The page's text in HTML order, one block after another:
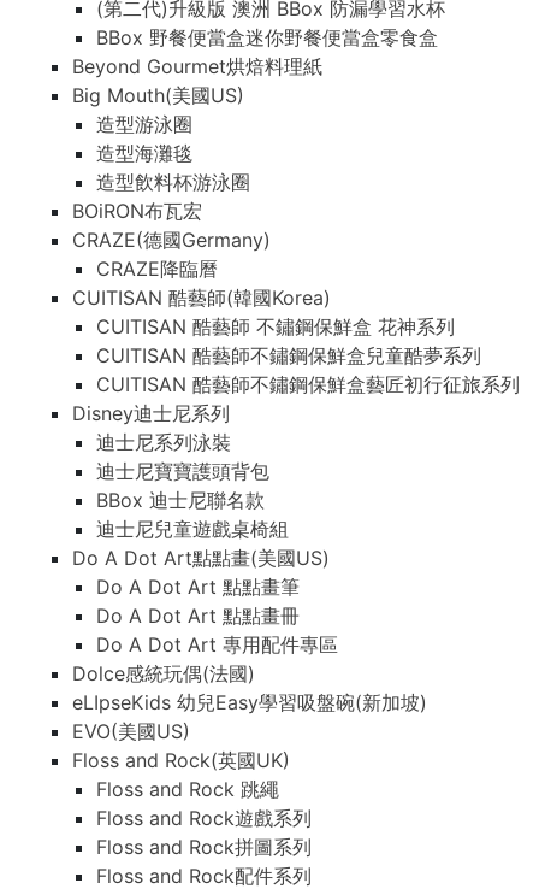
(第二代)升級版 澳洲 BBox 防漏學習水杯
BBox 野餐便當盒迷你野餐便當盒零食盒
Beyond Gourmet烘焙料理紙
Big Mouth(美國US)
造型游泳圈
造型海灘毯
造型飲料杯游泳圈
BOiRON布瓦宏
CRAZE(德國Germany)
CRAZE降臨曆
CUITISAN 酷藝師(韓國Korea)
CUITISAN 酷藝師 不鏽鋼保鮮盒 花神系列
CUITISAN 酷藝師不鏽鋼保鮮盒兒童酷夢系列
CUITISAN 酷藝師不鏽鋼保鮮盒藝匠初行征旅系列
Disney迪士尼系列
迪士尼系列泳裝
迪士尼寶寶護頭背包
BBox 迪士尼聯名款
迪士尼兒童遊戲桌椅組
Do A Dot Art點點畫(美國US)
Do A Dot Art 點點畫筆
Do A Dot Art 點點畫冊
Do A Dot Art 專用配件專區
Dolce感統玩偶(法國)
eLIpseKids 幼兒Easy學習吸盤碗(新加坡)
EVO(美國US)
Floss and Rock(英國UK)
Floss and Rock 跳繩
Floss and Rock遊戲系列
Floss and Rock拼圖系列
Floss and Rock配件系列